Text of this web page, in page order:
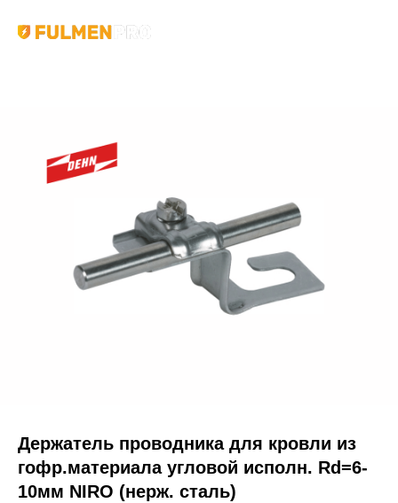
Держатель проводника для кровли из
гофр.материала угловой исполн. Rd=6-
10мм NIRO (нерж. сталь)